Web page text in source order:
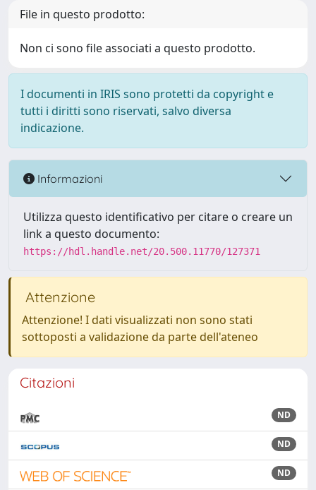
File in questo prodotto:
Non ci sono file associati a questo prodotto.
I documenti in IRIS sono protetti da copyright e
tutti i diritti sono riservati, salvo diversa
indicazione.
Informazioni
Utilizza questo identificativo per citare o creare un
link a questo documento:
https://hdl.handle.net/20.500.11770/127371
Attenzione
Attenzione! I dati visualizzati non sono stati
sottoposti a validazione da parte dell'ateneo
Citazioni
ND
ND
ND